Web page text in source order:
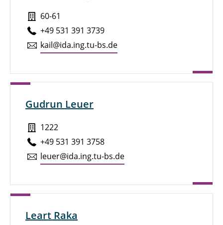
60-61
+49 531 391 3739
kail@ida.ing.tu-bs.de
Gudrun Leuer
1222
+49 531 391 3758
leuer@ida.ing.tu-bs.de
Leart Raka